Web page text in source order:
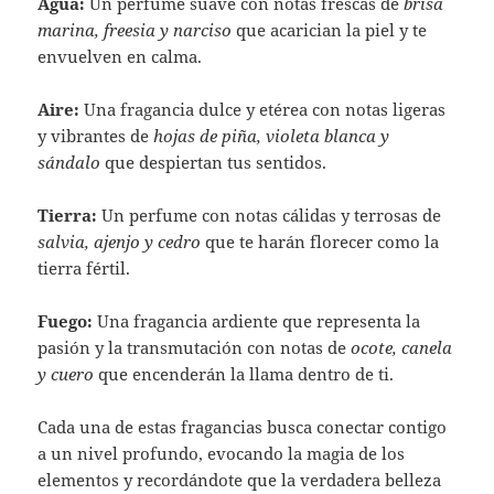
marina, freesia y narciso que acarician la piel y te
envuelven en calma.
Aire: Una fragancia dulce y etérea con notas ligeras
y vibrantes de hojas de piña, violeta blanca y
sándalo que despiertan tus sentidos.
Tierra:Un perfume con notas cálidas y terrosas de
salvia, ajenjo y cedro que te harán florecer como la
tierra fértil.
Fuego:Una fragancia ardiente que representa la
pasión y la transmutación con notas deocote, canela
y cuero que encenderán la llama dentro de ti.
Cada una de estas fragancias busca conectar contigo
a un nivel profundo, evocando la magia de los
elementos y recordándote que la verdadera belleza